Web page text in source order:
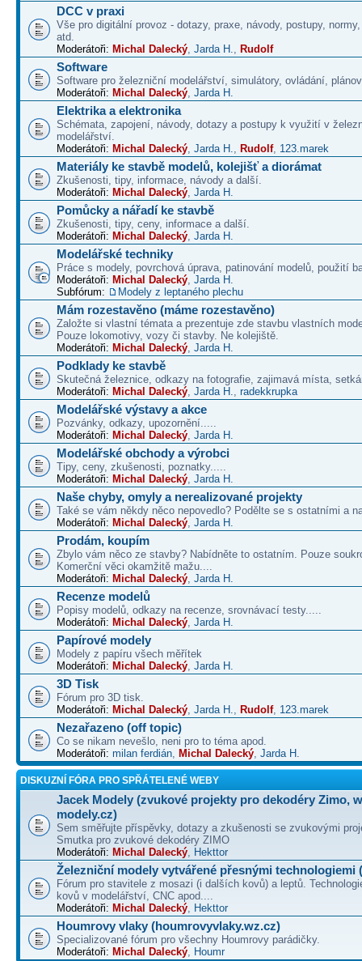
DCC v praxi
Vše pro digitální provoz - dotazy, praxe, návody, postupy,
atd.
Moderátoři: Michal Dalecký, Jarda H., Rudolf
Software
Software pro železniční modelářství, simulátory, ovládání,
Moderátoři: Michal Dalecký, Jarda H.
Elektrika a elektronika
Schémata, zapojení, návody, dotazy a postupy k využití v
modelářství.
Moderátoři: Michal Dalecký, Jarda H., Rudolf, 123.marek
Materiály ke stavbě modelů, kolejišť a diorámat
Zkušenosti, tipy, informace, návody a další.
Moderátoři: Michal Dalecký, Jarda H.
Pomůcky a nářadí ke stavbě
Zkušenosti, tipy, ceny, informace a další.
Moderátoři: Michal Dalecký, Jarda H.
Modelářské techniky
Práce s modely, povrchová úprava, patinování modelů, použití
Moderátoři: Michal Dalecký, Jarda H.
Subfórum:
Modely z leptaného plechu
Mám rozestavěno (máme rozestavěno)
Založte si vlastní témata a prezentuje zde stavbu vlastních
Pouze lokomotivy, vozy či stavby. Ne kolejiště.
Moderátoři: Michal Dalecký, Jarda H.
Podklady ke stavbě
Skutečná železnice, odkazy na fotografie, zajimavá místa,
Moderátoři: Michal Dalecký, Jarda H., radekkrupka
Modelářské výstavy a akce
Pozvánky, odkazy, upozornění.....
Moderátoři: Michal Dalecký, Jarda H.
Modelářské obchody a výrobci
Tipy, ceny, zkušenosti, poznatky.....
Moderátoři: Michal Dalecký, Jarda H.
Naše chyby, omyly a nerealizované projekty
Také se vám někdy něco nepovedlo? Podělte se s ostatními a
Moderátoři: Michal Dalecký, Jarda H.
Prodám, koupím
Zbylo vám něco ze stavby? Nabídněte to ostatním. Pouze
Komerční věci okamžitě mažu....
Moderátoři: Michal Dalecký, Jarda H.
Recenze modelů
Popisy modelů, odkazy na recenze, srovnávací testy.....
Moderátoři: Michal Dalecký, Jarda H.
Papírové modely
Modely z papíru všech měřítek
Moderátoři: Michal Dalecký, Jarda H.
3D Tisk
Fórum pro 3D tisk.
Moderátoři: Michal Dalecký, Jarda H., Rudolf, 123.marek
Nezařazeno (off topic)
Co se nikam nevešlo, neni pro to téma apod.
Moderátoři: milan ferdián, Michal Dalecký, Jarda H.
DISKUZNÍ FÓRA PRO SPŘÁTELENÉ WEBY
Jacek Modely (zvukové projekty pro dekodéry Zimo,
modely.cz)
Sem směřujte příspěvky, dotazy a zkušenosti se zvukovými
Smutka pro zvukové dekodéry ZIMO
Moderátoři: Michal Dalecký, Hekttor
Železniční modely vytvářené přesnými technologiemi
Fórum pro stavitele z mosazi (i dalších kovů) a leptů.
kovů v modelářství, CNC apod....
Moderátoři: Michal Dalecký, Hekttor
Houmrovy vlaky (houmrovyvlaky.wz.cz)
Specializované fórum pro všechny Houmrovy parádičky.
Moderátoři: Michal Dalecký, Houmr